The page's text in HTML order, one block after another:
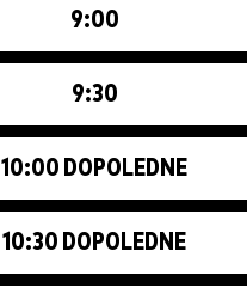
9:00
9:30
10:00 DOPOLEDNE
10:30 DOPOLEDNE